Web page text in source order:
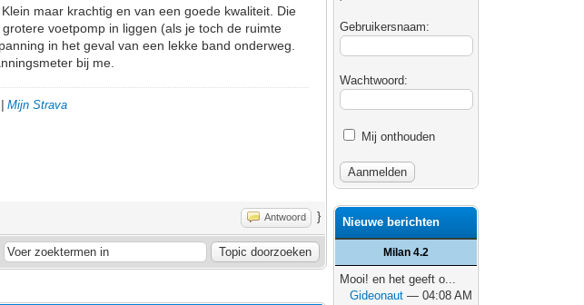
maar krachtig en van een goede kwaliteit. Die
voetpomp in liggen (als je toch de ruimte
in het geval van een lekke band onderweg.
bij me.
Mijn Strava
Antwoord }
Gebruikersnaam:
Wachtwoord:
Mij onthouden
Nieuwe berichten
Milan 4.2
Mooi! en het geeft o...
Gideonaut — 04:08 AM